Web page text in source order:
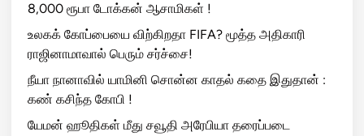
8,000 ரூபா டோக்கன் ஆசாமிகள் !
உலகக் கோப்பையை விற்கிறதா FIFA? மூத்த அதிகாரி
ராஜினாமாவால் பெரும் சர்ச்சை!
நீயா நானாவில் யாமினி சொன்ன காதல் கதை இதுதான் :
கண் கசிந்த கோபி !
யேமன் ஹூதிகள் மீது சவூதி அரேபியா தரைப்படை